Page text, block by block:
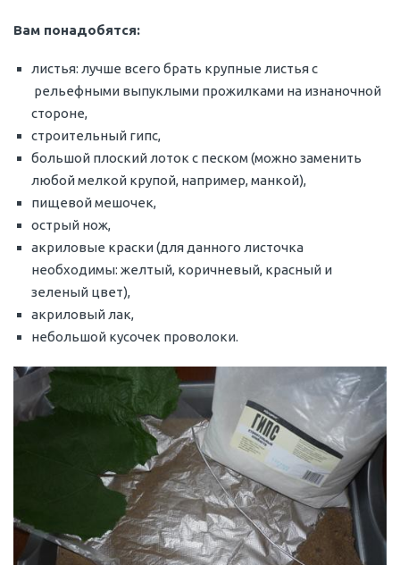
Вам понадобятся:
листья: лучше всего брать крупные листья с
рельефными выпуклыми прожилками на изнаночной
стороне,
строительный гипс,
большой плоский лоток с песком (можно заменить
любой мелкой крупой, например, манкой),
пищевой мешочек,
острый нож,
акриловые краски (для данного листочка
необходимы: желтый, коричневый, красный и
зеленый цвет),
акриловый лак,
небольшой кусочек проволоки.